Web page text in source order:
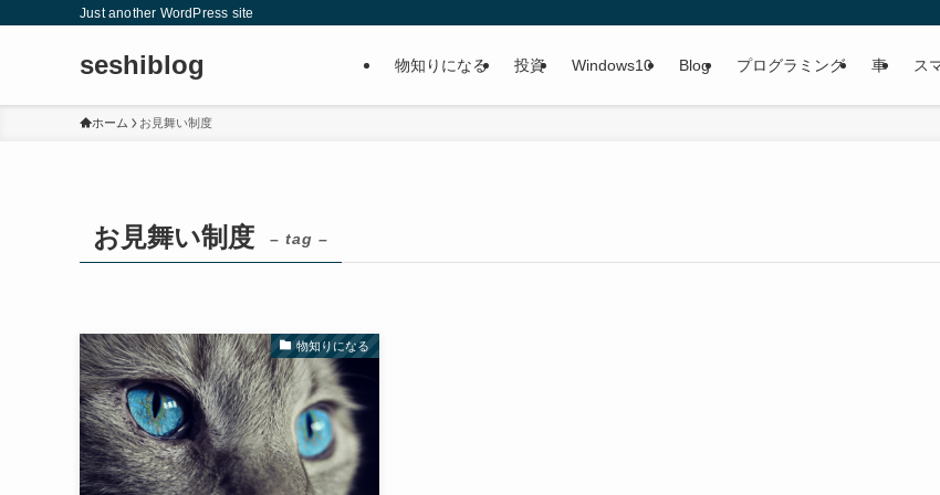
Just another WordPress site
seshiblog 物知りになる 投資 Windows10 Blog プログラミング 車 ス
ホーム お見舞い制度
お見舞い制度 – tag –
物知りになる